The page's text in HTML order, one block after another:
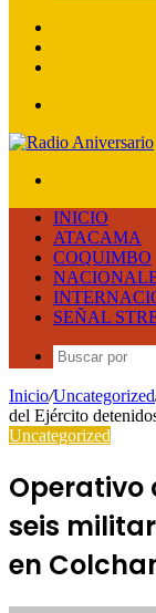
INICIO
ATACAMA
COQUIMBO
SEÑAL
Inicio/Uncategorized
del Ejército
Uncategorized
Operativo
seis
en